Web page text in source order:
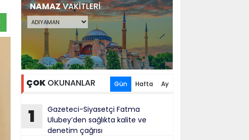
NAMAZVAKİTLERİ
ÇOKOKUNANLAR Gün Hafta Ay
1
Gazeteci-Siyasetçi Fatma
Ulubey’den sağlıkta kalite ve
denetim çağrısı